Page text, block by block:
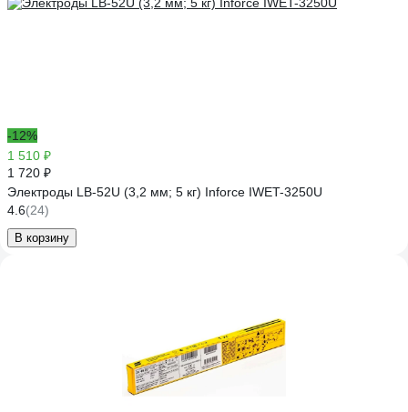
-12%
1 510 ₽
1 720 ₽
Электроды LB-52U (3,2 мм; 5 кг) Inforce IWET-3250U
4.6(24)
В корзину